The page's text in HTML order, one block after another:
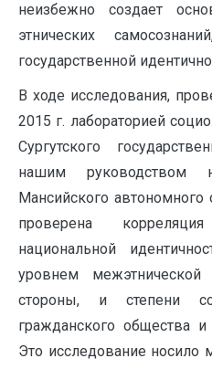
неизбежно создает
этнических
государственной
В ходе исследования,
2015 г. лабораторией
Сургутского
нашим руководством
Мансийского
проверена
национальной
уровнем межэтнической
стороны, и степени
гражданского общества и
Это исследование носило